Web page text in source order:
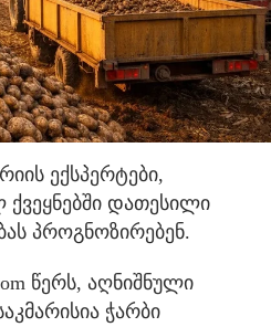
ექსპერტები,
დათესილი
პროგნოზირებენ.
წერს, აღნიშნული
ჭარბი